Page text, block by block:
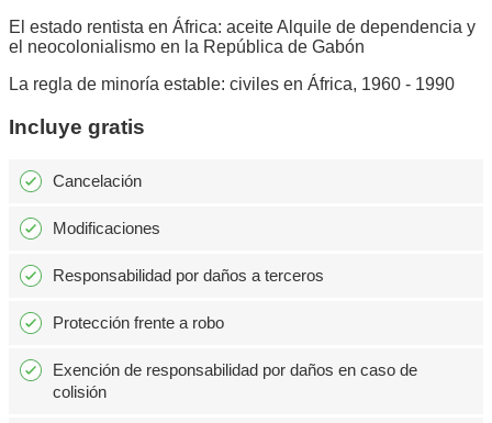
El estado rentista en África: aceite Alquile de dependencia y
el neocolonialismo en la República de Gabón
La regla de minoría estable: civiles en África, 1960 - 1990
Incluye gratis
Cancelación
Modificaciones
Responsabilidad por daños a terceros
Protección frente a robo
Exención de responsabilidad por daños en caso de
colisión